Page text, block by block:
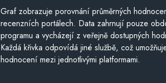
Graf zobrazuje porovnání průměrných
recenzních portálech. Data zahrnují pouze
programu a vycházejí z veřejně dostupných
Každá křivka odpovídá jiné službě, což
hodnocení mezi jednotlivými platformami.